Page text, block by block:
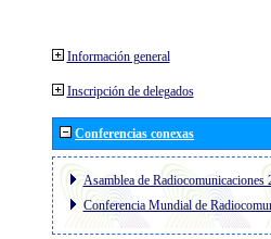
Información general
Inscripción de delegados
Conferencias conexas
Asamblea de
Conferencia Mundial de